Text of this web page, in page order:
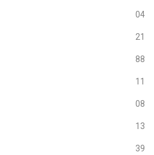
04
21
88
11
08
13
39